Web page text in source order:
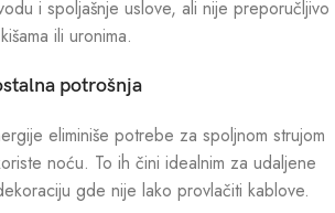
i spoljašnje uslove, ali nije preporučljivo
ili uronima.
potrošnja
eliminiše potrebe za spoljnom strujom
noću. To ih čini idealnim za udaljene
gde nije lako provlačiti kablove.